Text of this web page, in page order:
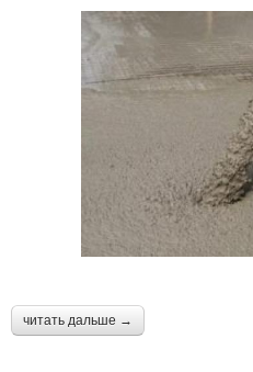
читать дальше →